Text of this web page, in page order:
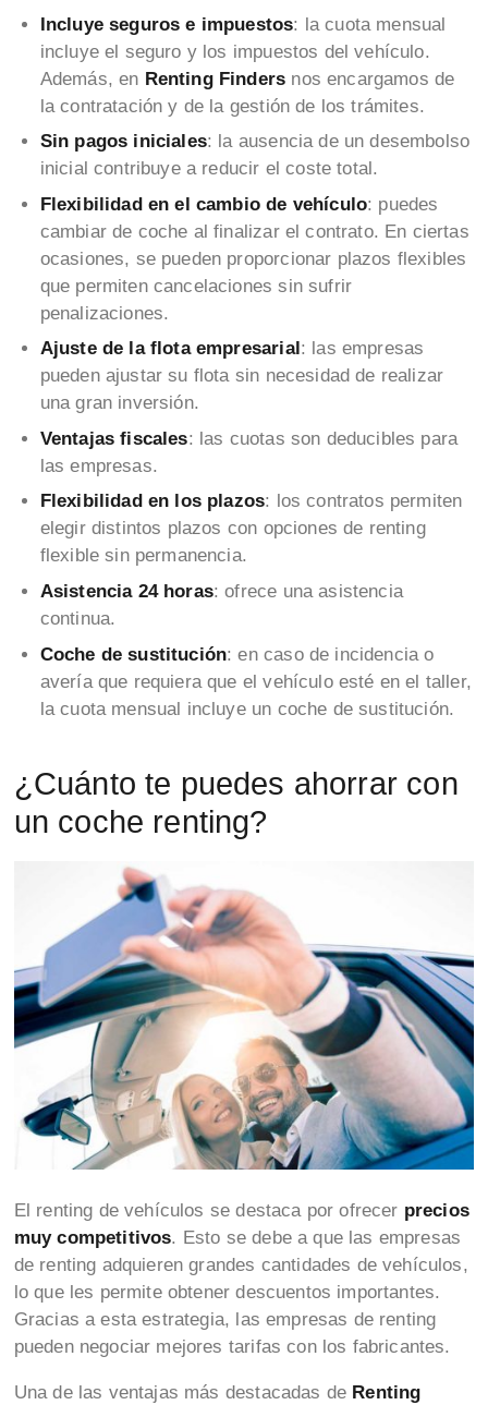
Incluye seguros e impuestos: la cuota mensual
incluye el seguro y los impuestos del vehículo.
Además, en Renting Finders nos encargamos de
la contratación y de la gestión de los trámites.
Sin pagos iniciales: la ausencia de un desembolso
inicial contribuye a reducir el coste total.
Flexibilidad en el cambio de vehículo: puedes
cambiar de coche al finalizar el contrato. En ciertas
ocasiones, se pueden proporcionar plazos flexibles
que permiten cancelaciones sin sufrir
penalizaciones.
Ajuste de la flota empresarial : las empresas
pueden ajustar su flota sin necesidad de realizar
una gran inversión.
Ventajas fiscales: las cuotas son deducibles para
las empresas.
Flexibilidad en los plazos: los contratos permiten
elegir distintos plazos con opciones de renting
flexible sin permanencia.
Asistencia 24 horas: ofrece una asistencia
continua.
Coche de sustitución: en caso de incidencia o
avería que requiera que el vehículo esté en el taller,
la cuota mensual incluye un coche de sustitución.
¿Cuánto te puedes ahorrar con
un coche renting?
El renting de vehículos se destaca por ofrecer precios
muy competitivos. Esto se debe a que las empresas
de renting adquieren grandes cantidades de vehículos,
lo que les permite obtener descuentos importantes.
Gracias a esta estrategia, las empresas de renting
pueden negociar mejores tarifas con los fabricantes.
Una de las ventajas más destacadas de Renting